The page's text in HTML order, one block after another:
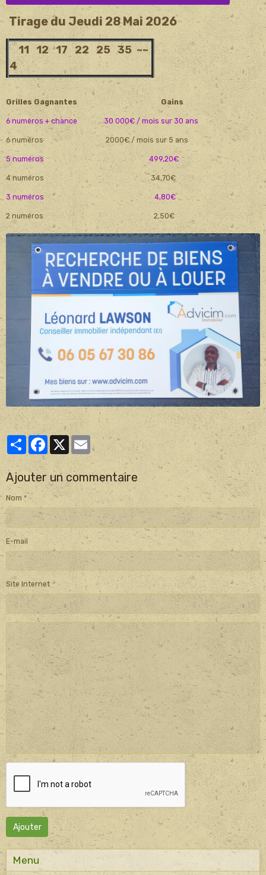
Tirage du Jeudi 28 Mai 2026
11 12 17 22 25 35 ~~
4
Grilles Gagnantes Gains
6 numéros + chance 30 000€ / mois sur 30 ans
6 numéros 2000€ / mois sur 5 ans
5 numéros 499,20€
4 numéros 34,70€
3 numéros 4,80€
2 numéros 2,50€
PartagerFacebook
X Email
Ajouter un commentaire
Nom
E-mail
Site Internet
Ajouter
Menu